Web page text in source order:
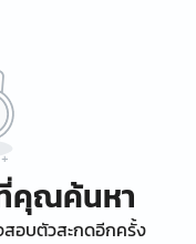
คุณค้นหา
สอบตัวสะกดอีกครั้ง